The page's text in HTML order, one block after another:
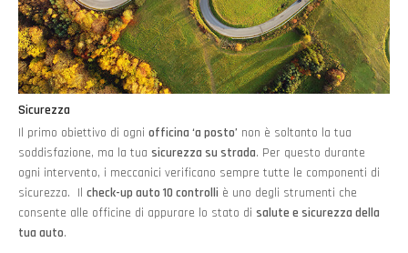
Sicurezza
Il primo obiettivo di ogni officina ‘a posto’ non è soltanto la tua
soddisfazione, ma la tua sicurezza su strada. Per questo durante
ogni intervento, i meccanici verificano sempre tutte le componenti di
sicurezza. Il check-up auto 10 controlli è uno degli strumenti che
consente alle officine di appurare lo stato di salute e sicurezza della
tua auto.